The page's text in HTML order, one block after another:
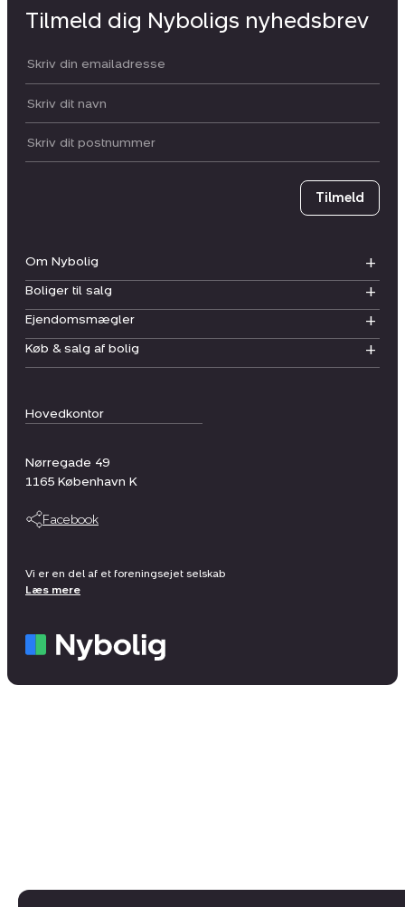
Hovedkontor
Nørregade 49
1165 København K
Facebook
Om Nybolig
Boliger til salg
Ejendomsmægler
Køb & salg af bolig
Tilmeld dig Nyboligs nyhedsbrev
Din email:
Dit navn:
Postnummer
Tilmeld
Vi er en del af et foreningsejet selskab
Læs mere